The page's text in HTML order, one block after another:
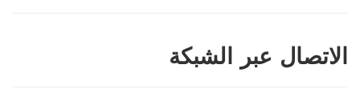
الاتصال عبر الشبكة